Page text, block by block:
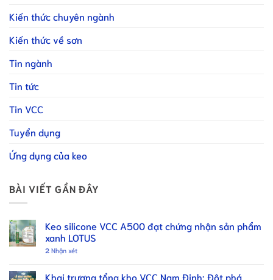
Kiến thức chuyên ngành
Kiến thức về sơn
Tin ngành
Tin tức
Tin VCC
Tuyển dụng
Ứng dụng của keo
BÀI VIẾT GẦN ĐÂY
Keo silicone VCC A500 đạt chứng nhận sản phẩm
xanh LOTUS
2 Nhận xét
Khai trương tổng kho VCC Nam Định: Đột phá